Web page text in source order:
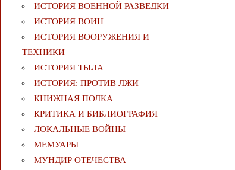
ИСТОРИЯ ВОЕННОЙ РАЗВЕДКИ
ИСТОРИЯ ВОИН
ИСТОРИЯ ВООРУЖЕНИЯ И
ТЕХНИКИ
ИСТОРИЯ ТЫЛА
ИСТОРИЯ: ПРОТИВ ЛЖИ
КНИЖНАЯ ПОЛКА
КРИТИКА И БИБЛИОГРАФИЯ
ЛОКАЛЬНЫЕ ВОЙНЫ
МЕМУАРЫ
МУНДИР ОТЕЧЕСТВА